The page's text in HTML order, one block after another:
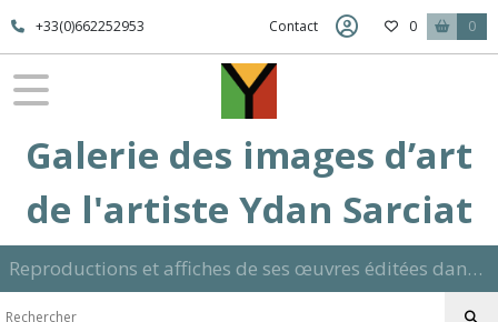
+33(0)662252953 Contact 0 0
Galerie des images d’art
de l'artiste Ydan Sarciat
Reproductions et affiches de ses œuvres éditées dans son atelier sur papier ou toile dans différents formats et signées manuscrite